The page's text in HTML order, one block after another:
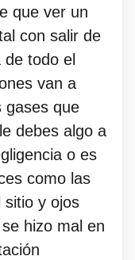
que ver un
con salir de
todo el
van a
gases que
debes algo a
o es
como las
sitio y ojos
hizo mal en